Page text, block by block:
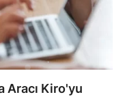
Aracı Kiro'yu